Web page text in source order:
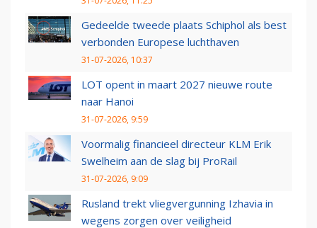
Gedeelde tweede plaats Schiphol als best
verbonden Europese luchthaven
31-07-2026, 10:37
LOT opent in maart 2027 nieuwe route
naar Hanoi
31-07-2026, 9:59
Voormalig financieel directeur KLM Erik
Swelheim aan de slag bij ProRail
31-07-2026, 9:09
Rusland trekt vliegvergunning Izhavia in
wegens zorgen over veiligheid